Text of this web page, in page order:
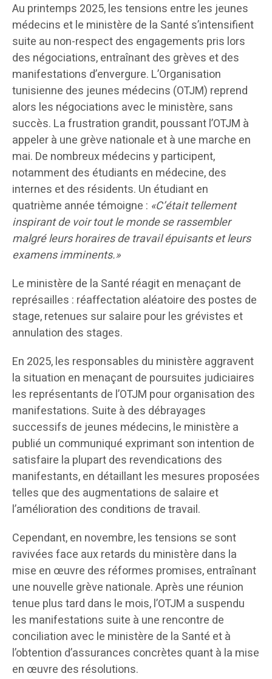
Au printemps 2025, les tensions entre les jeunes
médecins et le ministère de la Santé s’intensifient
suite au non-respect des engagements pris lors
des négociations, entraînant des grèves et des
manifestations d’envergure. L’Organisation
tunisienne des jeunes médecins (OTJM) reprend
alors les négociations avec le ministère, sans
succès. La frustration grandit, poussant l’OTJM à
appeler à une grève nationale et à une marche en
mai. De nombreux médecins y participent,
notamment des étudiants en médecine, des
internes et des résidents. Un étudiant en
quatrième année témoigne : «C’était tellement
inspirant de voir tout le monde se rassembler
malgré leurs horaires de travail épuisants et leurs
examens imminents.»
Le ministère de la Santé réagit en menaçant de
représailles : réaffectation aléatoire des postes de
stage, retenues sur salaire pour les grévistes et
annulation des stages.
En 2025, les responsables du ministère aggravent
la situation en menaçant de poursuites judiciaires
les représentants de l’OTJM pour organisation des
manifestations. Suite à des débrayages
successifs de jeunes médecins, le ministère a
publié un communiqué exprimant son intention de
satisfaire la plupart des revendications des
manifestants, en détaillant les mesures proposées
telles que des augmentations de salaire et
l’amélioration des conditions de travail.
Cependant, en novembre, les tensions se sont
ravivées face aux retards du ministère dans la
mise en œuvre des réformes promises, entraînant
une nouvelle grève nationale. Après une réunion
tenue plus tard dans le mois, l’OTJM a suspendu
les manifestations suite à une rencontre de
conciliation avec le ministère de la Santé et à
l’obtention d’assurances concrètes quant à la mise
en œuvre des résolutions.